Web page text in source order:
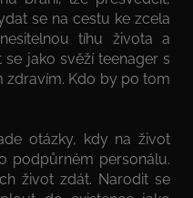
se na cestu ke zcela
tíhu života a
jako svěží teenager s
zdravím. Kdo by po tom
otázky, kdy na život
podpůrném personálu.
život zdát. Narodit se